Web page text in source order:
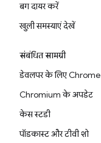
बग दायर करें
खुली समस्याएं देखें
संबंधित सामग्री
डेवलपर के लिए Chrome
Chromium के अपडेट
केस स्टडी
पॉडकास्ट और टीवी शो